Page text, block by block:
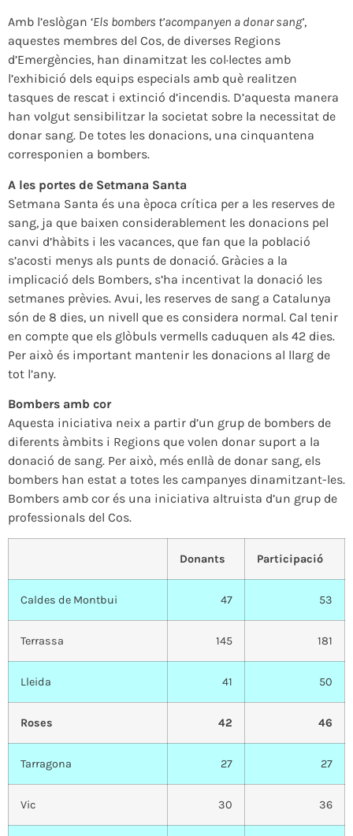
Amb l’eslògan ‘Els bombers t’acompanyen a donar sang’,
aquestes membres del Cos, de diverses Regions
d’Emergències, han dinamitzat les col·lectes amb
l’exhibició dels equips especials amb què realitzen
tasques de rescat i extinció d’incendis. D’aquesta manera
han volgut sensibilitzar la societat sobre la necessitat de
donar sang. De totes les donacions, una cinquantena
corresponien a bombers.
A les portes de Setmana Santa
Setmana Santa és una època crítica per a les reserves de
sang, ja que baixen considerablement les donacions pel
canvi d’hàbits i les vacances, que fan que la població
s’acosti menys als punts de donació. Gràcies a la
implicació dels Bombers, s’ha incentivat la donació les
setmanes prèvies. Avui, les reserves de sang a Catalunya
són de 8 dies, un nivell que es considera normal. Cal tenir
en compte que els glòbuls vermells caduquen als 42 dies.
Per això és important mantenir les donacions al llarg de
tot l’any.
Bombers amb cor
Aquesta iniciativa neix a partir d’un grup de bombers de
diferents àmbits i Regions que volen donar suport a la
donació de sang. Per això, més enllà de donar sang, els
bombers han estat a totes les campanyes dinamitzant-les.
Bombers amb cor és una iniciativa altruista d’un grup de
professionals del Cos.
Donants Participació
Caldes de Montbui 47 53
Terrassa 145 181
Lleida 41 50
Roses 42 46
Tarragona 27 27
Vic 30 36